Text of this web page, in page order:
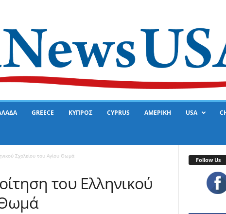
GREECE ΚΥΠΡΟΣ CYPRUS ΑΜΕΡΙΚΗ USA
Σχολείου του Αγίου Θωμά
του Ελληνικού
Θωμά
Follow Us